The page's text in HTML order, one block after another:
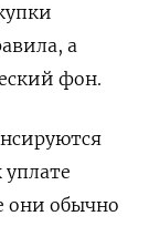
а
фон.
они обычно